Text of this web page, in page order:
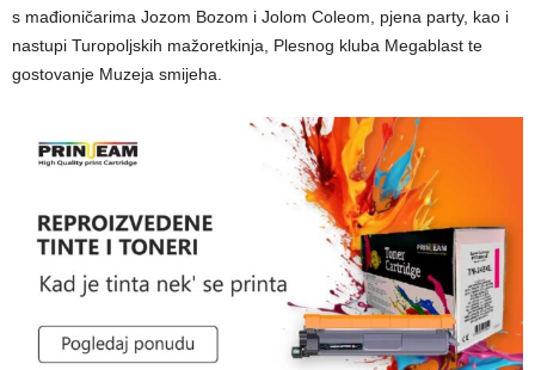
s mađioničarima Jozom Bozom i Jolom Coleom, pjena party, kao i
nastupi Turopoljskih mažoretkinja, Plesnog kluba Megablast te
gostovanje Muzeja smijeha.